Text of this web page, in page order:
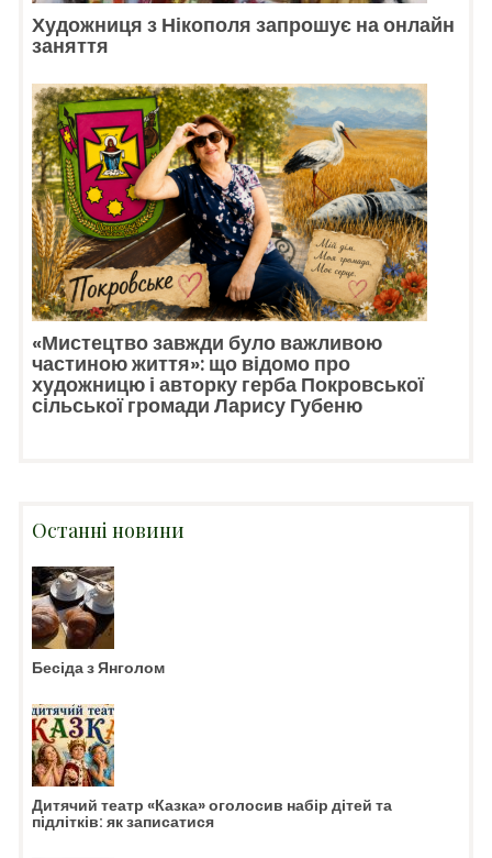
Художниця з Нікополя запрошує на онлайн
заняття
«Мистецтво завжди було важливою
частиною життя»: що відомо про
художницю і авторку герба Покровської
сільської громади Ларису Губеню
Останні новини
Бесіда з Янголом
Дитячий театр «Казка» оголосив набір дітей та
підлітків: як записатися